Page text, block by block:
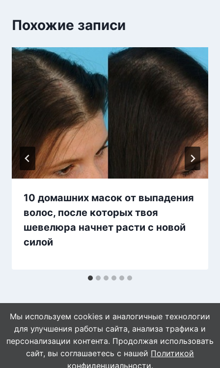
Похожие записи
10 домашних масок от выпадения
волос, после которых твоя
шевелюра начнет расти с новой
силой
© 2026 Naget.Ru
Мы используем cookies и аналогичные технологии
для улучшения работы сайта, анализа трафика и
персонализации контента. Продолжая использовать
сайт, вы соглашаетесь с нашей Политикой
конфиденциальности.